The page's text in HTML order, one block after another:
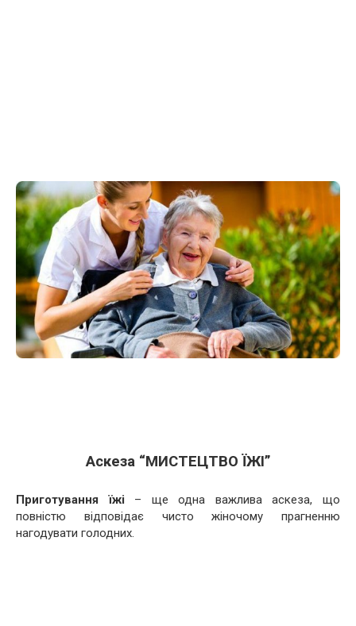
Аскеза “МИСТЕЦТВО ЇЖІ”
Приготування їжі – ще одна важлива аскеза, що
повністю відповідає чисто жіночому прагненню
нагодувати голодних.